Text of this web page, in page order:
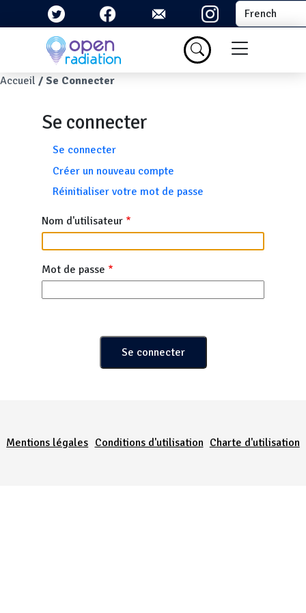
Aller au contenu principal Select your
Menu du
Fil d'Ariane
Accueil Se Connecter
Se connecter
Onglets principaux
Se connecter
Créer un nouveau compte
Réinitialiser votre mot de passe
Nom d'utilisateur
Mot de passe
Mentions légales Conditions d'utilisation Charte d'utilisation